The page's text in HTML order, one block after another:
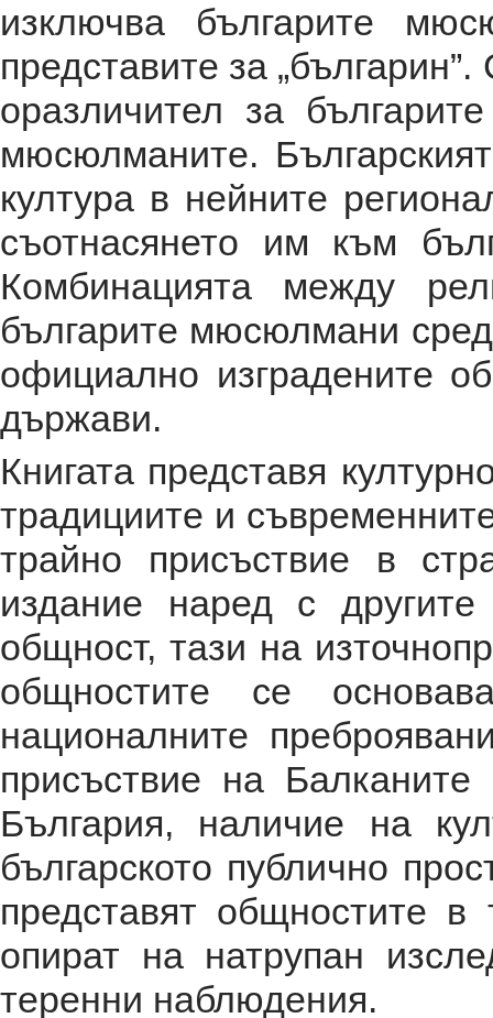
изключва българите
представите за
оразличител за
мюсюлманите.
култура в нейните
съотнасянето им към
Комбинацията между
българите мюсюлмани
официално изградените
държави.
Книгата представя
традициите и
трайно присъствие в
издание наред с
общност, тази на
общностите се
националните
присъствие на
България, наличие на
българското публично
представят общностите в
опират на натрупан
теренни наблюдения.